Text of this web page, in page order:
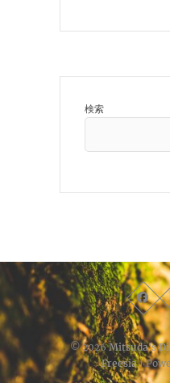
検索
© 2026Mitsuda's
Freesia|